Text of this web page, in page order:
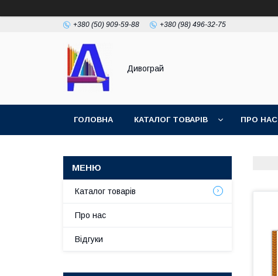
+380 (50) 909-59-88 +380 (98) 496-32-75
Дивограй
ГОЛОВНА КАТАЛОГ ТОВАРІВ ПРО НАС
Каталог товарів
Про нас
Відгуки